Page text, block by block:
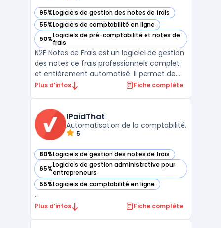
95%Logiciels de gestion des notes de frais
— voir N2F dans cette catégorie
55%Logiciels de comptabilité en ligne
— voir N2F dans cette catégorie
50%Logiciels de pré-comptabilité et notes de
frais
— voir N2F dans cette catégorie
N2F Notes de Frais est un logiciel de gestion
des notes de frais professionnels complet
et entièrement automatisé. Il permet de
simplifier et d'optimiser l'intégralité du
propose une application mobile intuitive qui
...
Plus d’infos Fiche complète
IPaidThat
Automatisation de la comptabilité.
5
80%Logiciels de gestion des notes de frais
— voir IPaidThat dans cette catégorie
65%Logiciels de gestion administrative pour
entrepreneurs
— voir IPaidThat dans cette catégorie
55%Logiciels de comptabilité en ligne
— voir IPaidThat dans cette catégorie
...
Plus d’infos Fiche complète